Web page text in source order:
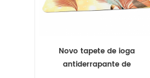
Novo tapete de ioga
antiderrapante de